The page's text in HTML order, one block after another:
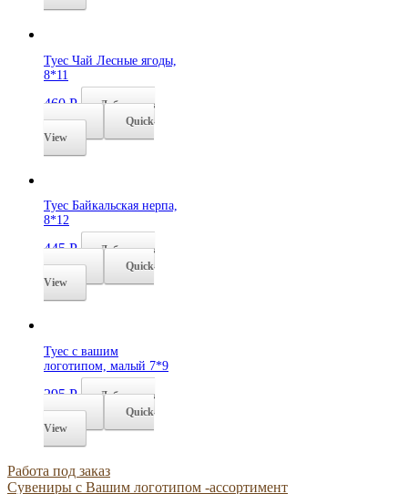
Туес Чай Лесные ягоды,
8*11
460Р
Добавить в
корзину
Quick
View
Туес Байкальская нерпа,
8*12
445Р
Добавить в
корзину
Quick
View
Туес с вашим
логотипом, малый 7*9
295Р
Добавить в
корзину
Quick
View
Работа под заказ
Сувениры с Вашим логотипом -ассортимент